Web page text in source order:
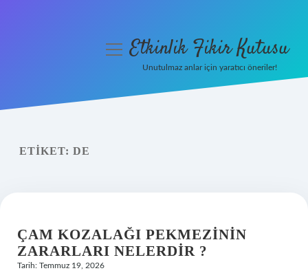
Yasal Uyarı
menüyüEtkinlik Fikir Kutusu
Unutulmaz anlar için yaratıcı öneriler!
ETIKET: DE
ÇAM KOZALAĞI PEKMEZININ
ZARARLARI NELERDIR ?
Tarih: Temmuz 19, 2026